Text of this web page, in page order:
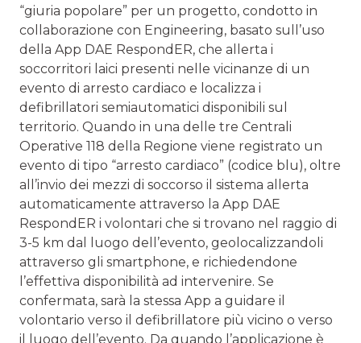
“giuria popolare” per un progetto, condotto in
collaborazione con Engineering, basato sull’uso
della App DAE RespondER, che allerta i
soccorritori laici presenti nelle vicinanze di un
evento di arresto cardiaco e localizza i
defibrillatori semiautomatici disponibili sul
territorio. Quando in una delle tre Centrali
Operative 118 della Regione viene registrato un
evento di tipo “arresto cardiaco” (codice blu), oltre
all’invio dei mezzi di soccorso il sistema allerta
automaticamente attraverso la App DAE
RespondER i volontari che si trovano nel raggio di
3-5 km dal luogo dell’evento, geolocalizzandoli
attraverso gli smartphone, e richiedendone
l’effettiva disponibilità ad intervenire. Se
confermata, sarà la stessa App a guidare il
volontario verso il defibrillatore più vicino o verso
il luogo dell’evento. Da quando l’applicazione è